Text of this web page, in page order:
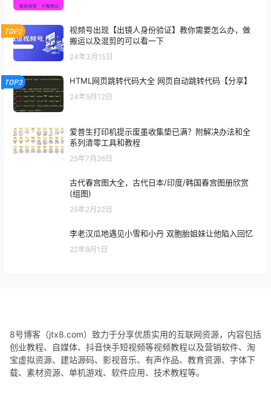
TOP2
视频号出现【出镜人身份验证】教你需要怎么办，做
搬运以及混剪的可以看一下
24年3月15日
TOP3 HTML网页跳转代码大全 网页自动跳转代码【分享】
24年9月12日
爱普生打印机提示废墨收集垫已满？附解决办法和全
系列清零工具和教程
25年7月26日
古代春宫图大全，古代日本/印度/韩国春宫图册欣赏
(组图)
25年2月22日
李老汉瓜地遇见小雪和小丹 双胞胎姐妹让他陷入回忆
22年9月1日
8号博客（jtx8.com）致力于分享优质实用的互联网资源，内容包括
创业教程、自媒体、抖音快手短视频等视频教程以及营销软件、淘
宝虚拟资源、建站源码、影视音乐、有声作品、教育资源、字体下
载、素材资源、单机游戏、软件应用、技术教程等。